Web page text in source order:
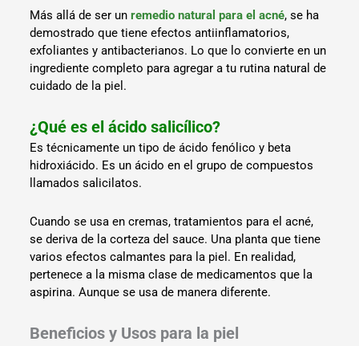
Más allá de ser unremedio natural para el acné, se ha
demostrado que tiene efectos antiinflamatorios,
exfoliantes y antibacterianos. Lo que lo convierte en un
ingrediente completo para agregar a tu rutina natural de
cuidado de la piel.
¿Qué es elácido salicílico?
Es técnicamente un tipo de ácido fenólico y beta
hidroxiácido. Es un ácido en el grupo de compuestos
llamados salicilatos.
Cuando se usa en cremas, tratamientos para el acné,
se deriva de la corteza del sauce. Una planta que tiene
varios efectos calmantes para la piel. En realidad,
pertenece a la misma clase de medicamentos que la
aspirina. Aunque se usa de manera diferente.
Beneficios y Usos para la piel